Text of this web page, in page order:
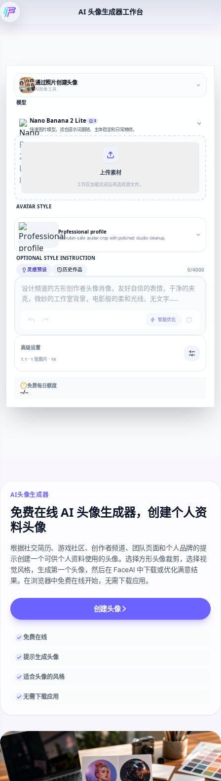
AI 头像生成器工作台
通过照片创建头像
AI图像工具
模型
Nano Banana 2 Lite 3
快速图片模型，适合提示词跟随、主体稳定和日常精修。
上传素材
工作区加载完成后再选择源文件。
AVATAR STYLE
Professional profile
Recruiter-safe avatar crop with polished studio cleanup.
OPTIONAL STYLE INSTRUCTION
灵感预设 历史作品 0/4000
智能优化
高级设置
1:1 · 1 张图片 · 1K
免费每日额度
--/--
AI头像生成器
免费在线 AI 头像生成器，创建个人资
料头像
根据社交简历、游戏社区、创作者频道、团队页面和个人品牌的提
示创建一个可供个人资料使用的头像。选择方形头像裁剪，选择视
觉风格，生成第一个头像，然后在 FaceAI 中下载或优化满意结
果。在浏览器中免费在线开始，无需下载应用。
创建头像
免费在线
提示生成头像
适合头像的风格
无需下载应用